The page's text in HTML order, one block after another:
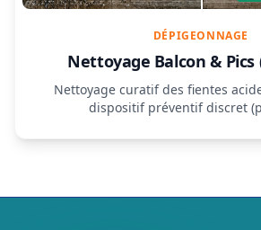
DÉPIGEONNAGE
Nettoyage Balcon & Pics
Nettoyage curatif des fientes
dispositif préventif discret